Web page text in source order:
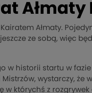
Ałmaty
Ałmaty.
ze sobą, więc
w historii startu w
wystarczy, że
którychś z